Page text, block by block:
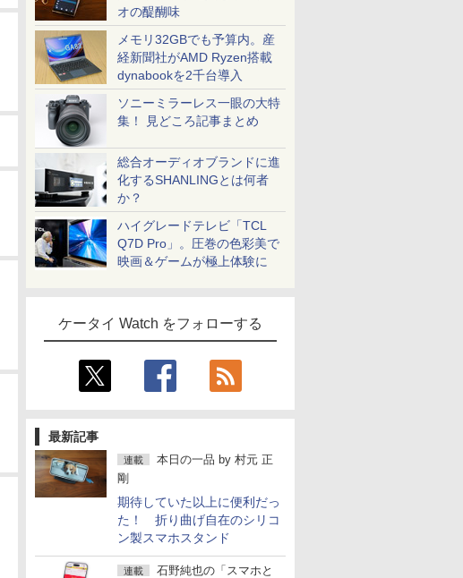
オの醍醐味
メモリ32GBでも予算内。産
経新聞社がAMD Ryzen搭載
dynabookを2千台導入
ソニーミラーレス一眼の大特
集！ 見どころ記事まとめ
総合オーディオブランドに進
化するSHANLINGとは何者
か？
ハイグレードテレビ「TCL
Q7D Pro」。圧巻の色彩美で
映画＆ゲームが極上体験に
ケータイ Watch をフォローする
最新記事
連載 本日の一品 by 村元 正
剛
期待していた以上に便利だっ
た！ 折り曲げ自在のシリコ
ン製スマホスタンド
連載
石野純也の「スマホと